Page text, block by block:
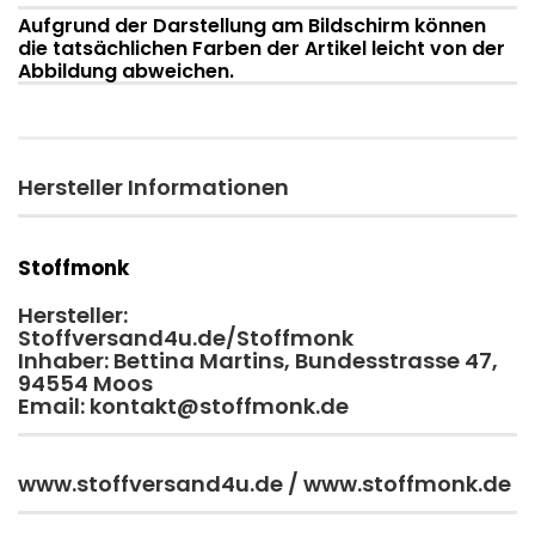
Aufgrund der Darstellung am Bildschirm können
die tatsächlichen Farben der Artikel leicht von der
Abbildung abweichen.
Hersteller Informationen
Stoffmonk
Hersteller:
Stoffversand4u.de/Stoffmonk
Inhaber: Bettina Martins, Bundesstrasse 47,
94554 Moos
Email: kontakt@stoffmonk.de
www.stoffversand4u.de / www.stoffmonk.de